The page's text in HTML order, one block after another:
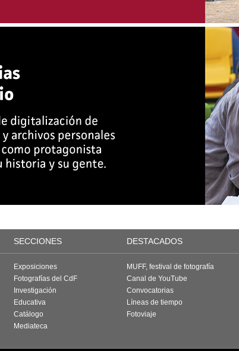
SECCIONES DESTACADOS
Exposiciones
Fotografías del CdF
Investigación
Educativa
Catálogo
Mediateca
MUFF, festival de fotografía
Canal de YouTube
Convocatorias
Líneas de tiempo
Fotoviaje